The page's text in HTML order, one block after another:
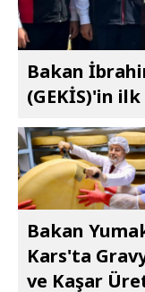
Bakan
(GEKİS)'in
Bakan
Kars'ta
ve Kaşar